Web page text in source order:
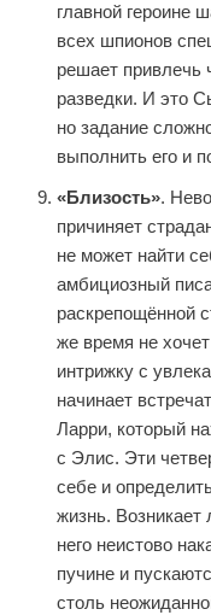
главной героине
всех шпионов
решает привлечь
разведки. И это
но задание
выполнить его и
«Близость».
причиняет
не может найти
амбициозный
раскрепощённой
же время не
интрижку с
начинает
Ларри, который
с Элис. Эти
себе и
жизнь. Возникает
него неистово
пучине и
столь